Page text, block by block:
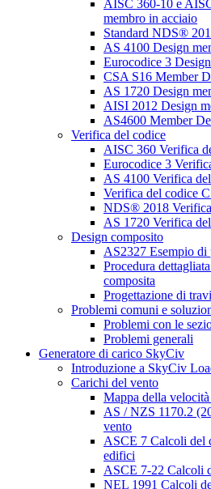
AISC 360-10 e
membro in acciaio
Standard NDS®
AS 4100 Design
Eurocodice 3
CSA S16 Member
AS 1720 Design
AISI 2012 Design
AS4600 Member
Verifica del codice
AISC 360 Verifica
Eurocodice 3
AS 4100 Verifica
Verifica del codice
NDS® 2018
AS 1720 Verifica
Design composito
AS2327 Esempio di
Procedura
composita
Progettazione di
Problemi comuni e
Problemi con le
Problemi generali
Generatore di carico SkyCiv
Introduzione a SkyCiv
Carichi del vento
Mappa della
AS / NZS 1170.2
vento
ASCE 7 Calcoli del
edifici
ASCE 7-22 Calcoli
NEL 1991 Calcoli